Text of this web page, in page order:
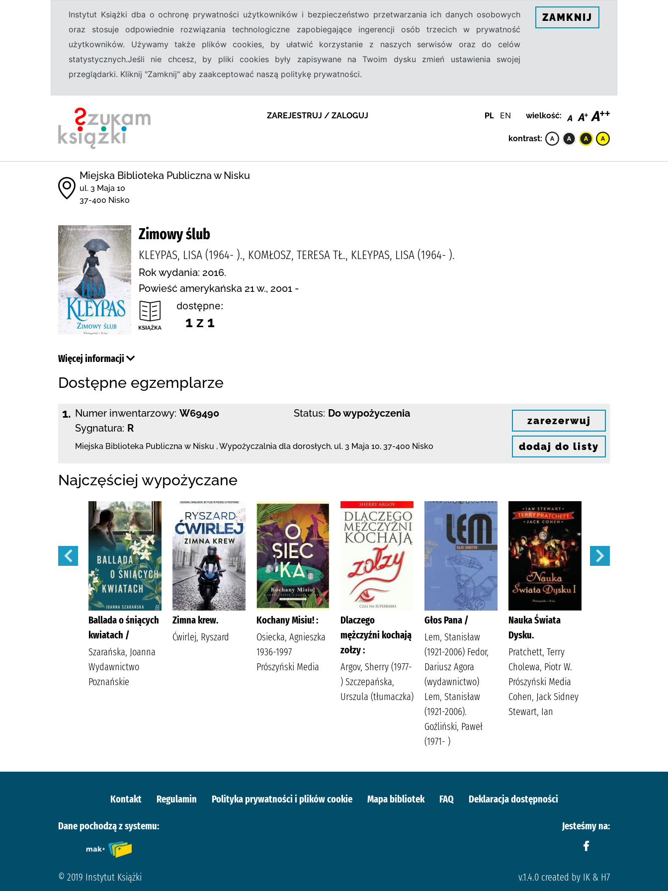
Instytut Książki dba o ochronę prywatności użytkowników i bezpieczeństwo przetwarzania ich danych osobowych
oraz stosuje odpowiednie rozwiązania technologiczne zapobiegające ingerencji osób trzecich w prywatność
użytkowników. Używamy także plików cookies, by ułatwić korzystanie z naszych serwisów oraz do celów
statystycznych.Jeśli nie chcesz, by pliki cookies były zapisywane na Twoim dysku zmień ustawienia swojej
przeglądarki. Kliknij "Zamknij" aby zaakceptować naszą politykę prywatności.
ZAMKNIJ
ZAREJESTRUJ / ZALOGUJ PL EN wielkość:
kontrast:
Miejska Biblioteka Publiczna w Nisku
ul. 3 Maja 10
37-400 Nisko
Zimowy ślub
KLEYPAS, LISA (1964- )., KOMŁOSZ, TERESA TŁ., KLEYPAS, LISA (1964- ).
Rok wydania: 2016.
Powieść amerykańska 21 w., 2001 -
dostępne:
1 z 1
Więcej informacji
Dostępne egzemplarze
1. Numer inwentarzowy: W69490
Sygnatura: R
Status: Do wypożyczenia
Miejska Biblioteka Publiczna w Nisku ,Wypożyczalnia dla dorosłych, ul. 3 Maja 10, 37-400 Nisko
zarezerwuj
dodaj do listy
Najczęściej wypożyczane
Ballada o śniących
kwiatach /
Szarańska, Joanna
Wydawnictwo
Poznańskie
Zimna krew.
Ćwirlej, Ryszard
Kochany Misiu! :
Osiecka, Agnieszka
1936-1997
Prószyński Media
Dlaczego
mężczyźni kochają
zołzy :
Argov, Sherry (1977-
) Szczepańska,
Urszula (tłumaczka)
Głos Pana /
Lem, Stanisław
(1921-2006) Fedor,
Dariusz Agora
(wydawnictwo)
Lem, Stanisław
(1921-2006).
Goźliński, Paweł
(1971- )
Nauka Świata
Dysku.
Pratchett, Terry
Cholewa, Piotr W.
Prószyński Media
Cohen, Jack Sidney
Stewart, Ian
Kontakt Regulamin Polityka prywatności i plików cookie Mapa bibliotek FAQ Deklaracja dostępności
Dane pochodzą z systemu: Jesteśmy na:
© 2019 Instytut Książki v.1.4.0 created by IK & H7